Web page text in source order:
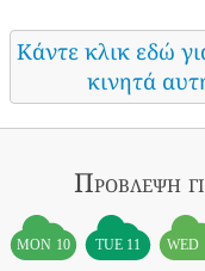
Κάντε κλικ εδώ
κινητά
Πρόβλεψη
MON 10 TUE 11 WED